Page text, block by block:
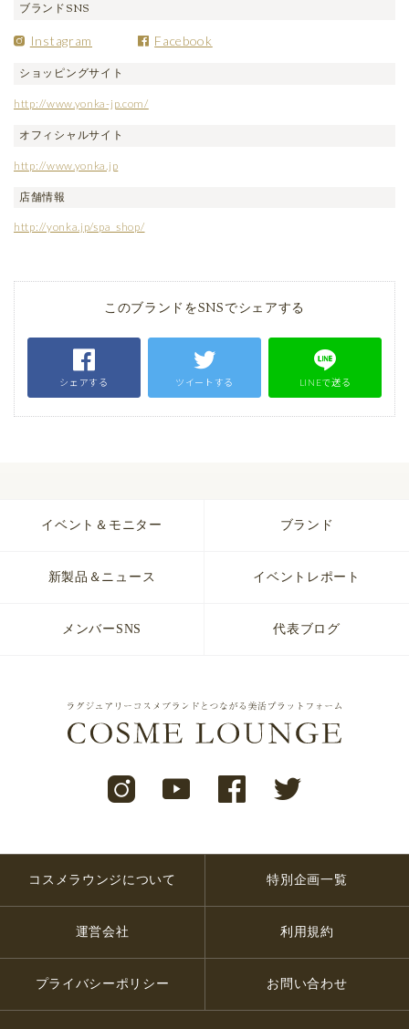
ブランドSNS
Instagram Facebook
ショッピングサイト
http://www.yonka-jp.com/
オフィシャルサイト
http://www.yonka.jp
店舗情報
http://yonka.jp/spa_shop/
このブランドをSNSでシェアする
シェアする ツイートする LINEで送る
イベント＆モニター ブランド
新製品＆ニュース イベントレポート
メンバーSNS 代表ブログ
コスメラウンジについて 特別企画一覧
運営会社 利用規約
プライバシーポリシー お問い合わせ